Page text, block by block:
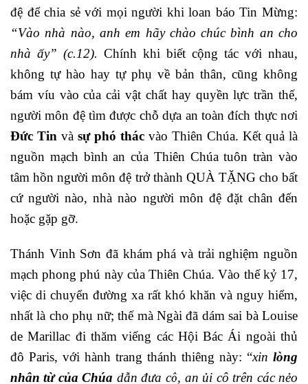
đệ để chia sẻ với mọi người khi loan báo Tin Mừng:
“Vào nhà nào, anh em hãy chào chúc bình an cho
nhà ấy” (c.12). Chính khi biết cộng tác với nhau,
không tự hào hay tự phụ về bản thân, cũng không
bám víu vào của cải vật chất hay quyền lực trần thế,
người môn đệ tìm được chỗ dựa an toàn đích thực nơi
Đức Tin và sự phó thác vào Thiên Chúa. Kết quả là
nguồn mạch bình an của Thiên Chúa tuôn tràn vào
tâm hồn người môn đệ trở thành QUÀ TẶNG cho bất
cứ người nào, nhà nào người môn đệ đặt chân đến
hoặc gặp gỡ.
Thánh Vinh Sơn đã khám phá và trải nghiệm nguồn
mạch phong phú này của Thiên Chúa. Vào thế kỷ 17,
việc di chuyển đường xa rất khó khăn và nguy hiểm,
nhất là cho phụ nữ; thế mà Ngài đã dám sai bà Louise
de Marillac đi thăm viếng các Hội Bác Ái ngoài thủ
đô Paris, với hành trang thánh thiêng này: “xin lòng
nhân từ của Chúa dẫn đưa cô, an ủi cô trên các nẻo